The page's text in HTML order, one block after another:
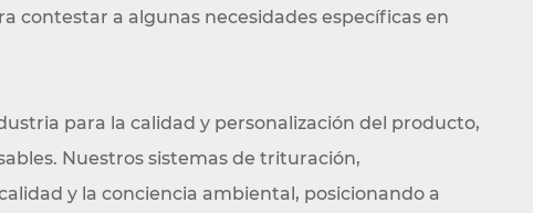
contestar a algunas necesidades específicas en
para la calidad y personalización del producto,
Nuestros sistemas de trituración,
y la conciencia ambiental, posicionando a